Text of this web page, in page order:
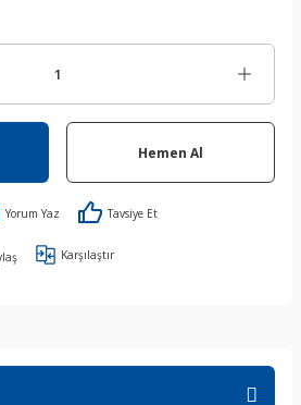
Hemen Al
Yorum Yaz Tavsiye Et
Karşılaştır